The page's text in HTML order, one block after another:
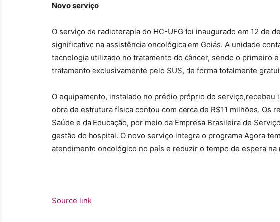
Novo serviço
O serviço de radioterapia do HC-UFG foi inaugurado em 12 de
significativo na assistência oncológica em Goiás. A unidade
tecnologia utilizado no tratamento do câncer, sendo o primeiro
tratamento exclusivamente pelo SUS, de forma totalmente
O equipamento, instalado no prédio próprio do
obra de estrutura física contou com cerca de R$11 milhões. Os
Saúde e da Educação, por meio da Empresa Brasileira de
gestão do hospital. O novo serviço integra o programa Agora
atendimento oncológico no país e reduzir o tempo de espera na
Source link